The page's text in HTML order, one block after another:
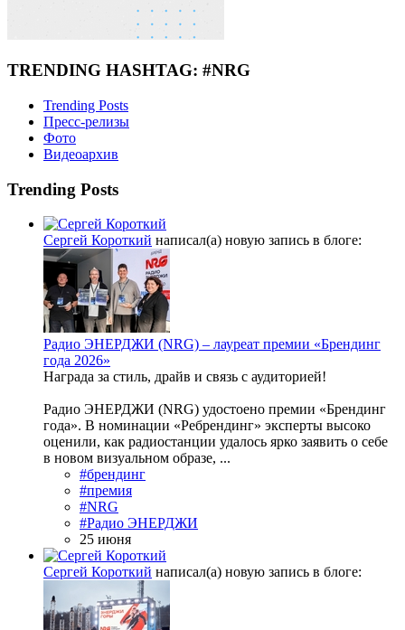
TRENDING HASHTAG: #NRG
Trending Posts
Пресс-релизы
Фото
Видеоархив
Trending Posts
Сергей Короткий написал(а) новую запись в блоге:
Радио ЭНЕРДЖИ (NRG) – лауреат премии «Брендинг
года 2026»
Награда за стиль, драйв и связь с аудиторией!
Радио ЭНЕРДЖИ (NRG) удостоено премии «Брендинг
года». В номинации «Ребрендинг» эксперты высоко
оценили, как радиостанции удалось ярко заявить о себе
в новом визуальном образе, ...
#брендинг
#премия
#NRG
#Радио ЭНЕРДЖИ
25 июня
Сергей Короткий написал(а) новую запись в блоге: